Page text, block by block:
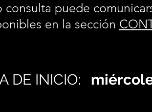
puede
en la sección
DE INICIO: